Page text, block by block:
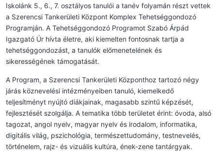
Iskolánk 5., 6., 7. osztályos tanulói a tanév folyamán részt vettek
a Szerencsi Tankerületi Központ Komplex Tehetséggondozó
Programján. A Tehetséggondozó Programot Szabó Árpád
Igazgató Úr hívta életre, aki kiemelten fontosnak tartja a
tehetséggondozást, a tanulók előmenetelének és
sikerességének támogatását.
A Program, a Szerencsi Tankerületi Központhoz tartozó négy
járás köznevelési intézményeiben tanuló, kiemelkedő
teljesítményt nyújtó diákjainak, magasabb szintű képzését,
fejlesztését szolgálja. A tematika több területet érint: óvoda, alsó
tagozat, angol nyelv, magyar nyelv és irodalom, informatika,
digitális világ, pszichológia, természettudomány, testnevelés,
történelem, rajz- és vizuális kultúra, ének-zene tantárgyak.